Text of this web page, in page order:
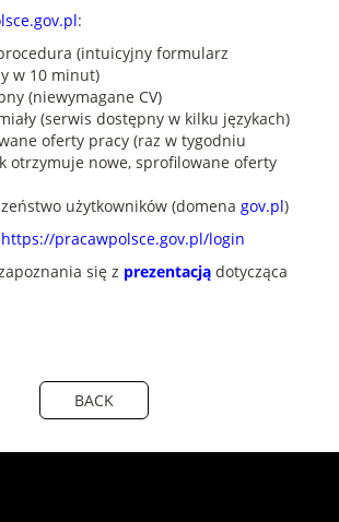
:
(intuicyjny formularz
w 10 minut)
(niewymagane CV)
(serwis dostępny w kilku językach)
oferty pracy (raz w tygodniu
otrzymuje nowe, sprofilowane oferty
użytkowników (domena gov.pl)
https://pracawpolsce.gov.pl/login
się z prezentacją dotycząca
BACK